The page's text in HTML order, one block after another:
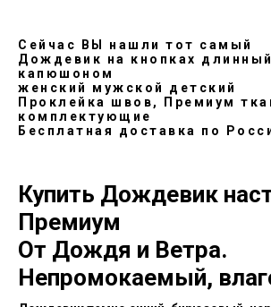
Сейчас ВЫ нашли тот самый
Дождевик на кнопках
капюшоном
женский мужской детский
Проклейка швов, Премиум
комплектующие
Бесплатная доставка по
Купить Дождевик
Премиум
От Дождя и Ветра.
Непромокаемый,